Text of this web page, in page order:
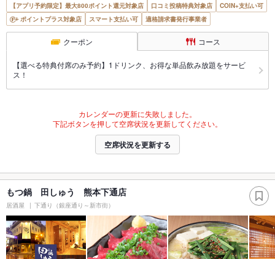
【アプリ予約限定】最大800ポイント還元対象店 口コミ投稿特典対象店
COIN+支払い可
ポイントプラス対象店
スマート支払い可 適格請求書発行事業者
クーポン コース
【選べる特典付席のみ予約】1ドリンク、お得な単品飲み放題をサービ
ス！
カレンダーの更新に失敗しました。
下記ボタンを押して空席状況を更新してください。
空席状況を更新する
もつ鍋 田しゅう 熊本下通店
居酒屋 下通り（銀座通り～新市街）